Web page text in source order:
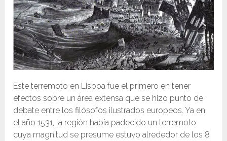
Este terremoto en Lisboa fue el primero en tener
efectos sobre un área extensa que se hizo punto de
debate entre los filósofos ilustrados europeos. Ya en
el año 1531, la región había padecido un terremoto
cuya magnitud se presume estuvo alrededor de los 8